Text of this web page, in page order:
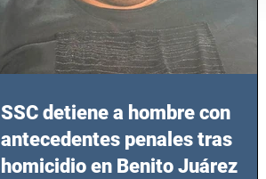
SSC detiene a hombre con
antecedentes penales tras
homicidio en Benito Juárez